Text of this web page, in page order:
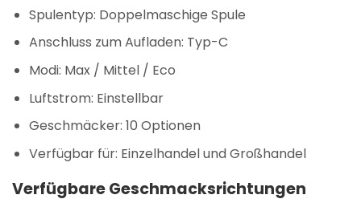
Spulentyp: Doppelmaschige Spule
Anschluss zum Aufladen: Typ-C
Modi: Max / Mittel / Eco
Luftstrom: Einstellbar
Geschmäcker: 10 Optionen
Verfügbar für: Einzelhandel und Großhandel
Verfügbare Geschmacksrichtungen